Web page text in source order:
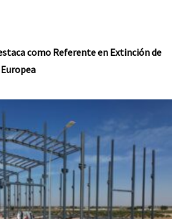
como Referente en Extinción de